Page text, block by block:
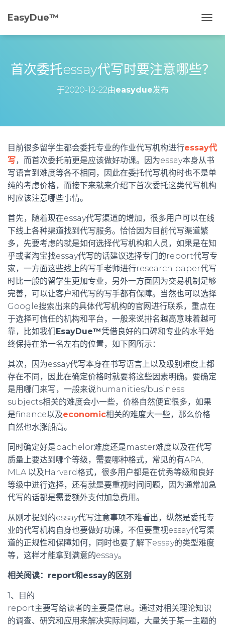
EasyDue™️
换
首次委托essay代写时要注意哪些？
于2020-12-22由easydue发布
目前很多留学生都会委托专业的作业代写机构进行essay代
写，而首次委托前更是应该做好功课。因为essay本身从书
写语言到难度等各不相同，因此在委托代写机构时也不是单
纯的考虑价格，而接下来就来介绍下首次委托这类代写机构
时应该注意哪些事情。
首先，随着现在essay代写渠道的增加，很多用户可以在线
下线上各种渠道找到代写服务。恰恰因为目前代写渠道繁
多，先要考虑的就是如何选择代写机构和人员，如果是在知
乎或者淘宝找essay代写的话建议选择专门的report代写专
家，一方面这些线上的写手老师进行research paper代写
时比一般的留学生更加专业，另外一方面因为交易机制足够
完善，可以让客户和代写的写手都有保障。当然也可以选择
Google搜索出来的具体代写机构的官网进行联系，重点在
于选择可信任的机构和平台，一般来说排名越高意味着越可
靠，比如我们EsayDue™凭借良好的口碑和专业的水平始
终保持在第一名左右的位置，如下图所示：
其次，因为essay代写本身在书写语言上以及级别难度上都
存在不同，因此在确定价格时就要将这些因素明确。要确定
是用哪门来写，一般来说humanities/business
subjects相关的难度会小一些，价格自然便宜很多，如果
是finance以及economic相关的难度大一些，那么价格
自然也水涨船高。
同时确定好是bachelor难度还是master难度以及在代写
质量上要达到哪个等级，需要哪种格式，常见的有APA,
MLA 以及Harvard格式，很多用户都是在优秀等级和良好
等级中进行选择，还有就是要重视时间问题，因为通常加急
代写的话都是需要额外支付加急费用。
从刚才提到的essay代写注意事项不难看出，纵然是委托专
业的代写机构自身也要做好功课，不但要重视essay代写渠
道的正规性和保障如何，同时也要了解下essay的类型难度
等，这样才能拿到满意的essay。
相关阅读： report和essay的区别
1、目的
report主要写给读者的主要是信息。通过对相关理论知识
的调查、研究和应用来解决实际问题，大量关于某一主题的